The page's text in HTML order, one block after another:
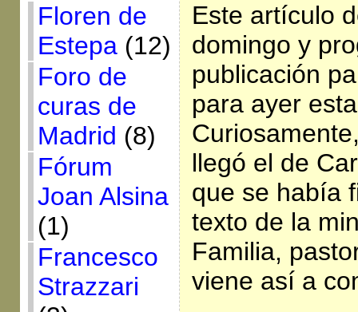
Floren de
Estepa(12)
Foro de
curas de
Madrid (8)
Fórum
Joan Alsina
(1)
Francesco
Strazzari
Este artículo
domingo y
publicación
para ayer
llegó el de
que se había
texto de la
Familia,
viene así a